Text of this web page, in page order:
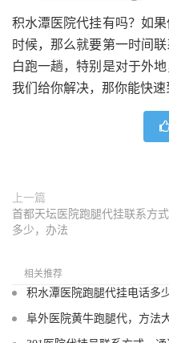
积水潭医院代挂有吗？如
时候，那么就要第一时间
白跑一趟，特别是对于外
我们给你解决，那你能快速
上一篇
首都天坛医院跑腿代挂联系方式
多少，办法
相关推荐
积水潭医院跑腿代挂电话多
阜外医院黄牛跑腿代，方法